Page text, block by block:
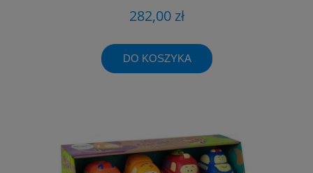
282,00 zł
DO KOSZYKA